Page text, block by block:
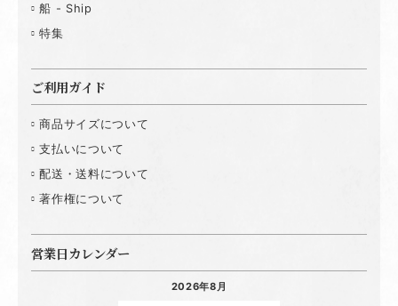
船 - Ship
特集
ご利用ガイド
商品サイズについて
支払いについて
配送・送料について
著作権について
営業日カレンダー
2026年8月